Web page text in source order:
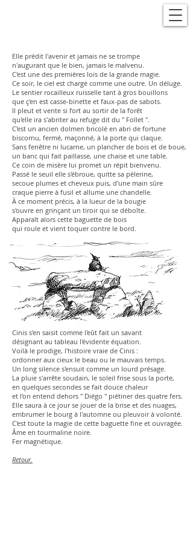
Elle prédit l'avenir et jamais ne se trompe
n'augurant que le bien, jamais le malvenu.
C'est une des premières lois de la grande magie.
Ce soir, le ciel est chargé comme une outre. Un déluge.
Le sentier rocailleux ruisselle tant à gros bouillons
que ç'en est casse-binette et faux-pas de sabots.
Il pleut et vente si fort au sortir de la forêt
qu'elle ira s'abriter au refuge dit du " Follet ".
C'est un ancien dolmen bricolé en abri de fortune
biscornu, fermé, maçonné, à la porte qui claque.
Sans fenêtre ni lucarne, un plancher de bois et de boue,
un banc qui fait paillasse, une chaise et une table.
Ce coin de misère lui promet un répit bienvenu.
Passé le seuil elle s'ébroue, quitte sa pèlerine,
secoue plumes et cheveux puis, d'une main sûre
craque pierre à fusil et allume une chandelle.
À ce moment précis, à la lueur de la bougie
s'ouvre en grinçant un tiroir qui se déboîte.
Apparaît alors cette baguette de bois
qui roule et vient toquer contre le bord.
Cinis s'en saisit comme l'eût fait un savant
désignant au tableau l'évidente équation.
Voilà le prodige, l'histoire vraie de Cinis :
ordonner aux cieux le beau ou le mauvais temps.
Un long silence s'ensuit comme un lourd présage.
La pluie s'arrête soudain, le soleil frise sous la porte,
en quelques secondes se fait douce chaleur
et l'on entend dehors " Diégo " piétiner des quatre fers.
Elle saura à ce jour se jouer de la brise et des nuages,
embrumer le bourg à l'automne ou pleuvoir à volonté.
C'est toute la magie de cette baguette fine et ouvragée.
Âme en tourmaline noire.
Fer magnétique.
Retour.